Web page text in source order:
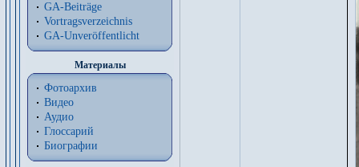
GA-Beiträge
Vortragsverzeichnis
GA-Unveröffentlicht
Материалы
Фотоархив
Видео
Аудио
Глоссарий
Биографии